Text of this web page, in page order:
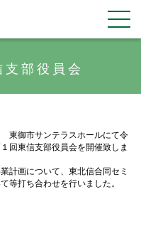
部役員会
東御市サンテラスホールにて令
回東信支部役員会を開催致しま
計画について、東北信合同セミ
等打ち合わせを行いました。